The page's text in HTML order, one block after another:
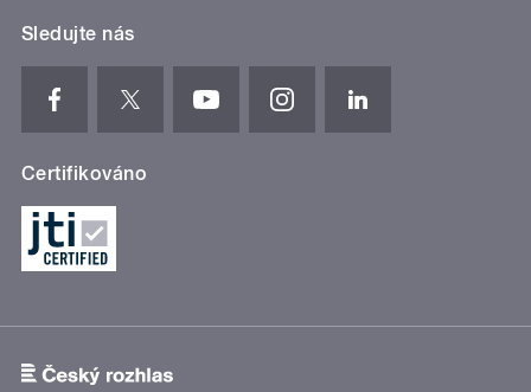
Sledujte nás
Certifikováno